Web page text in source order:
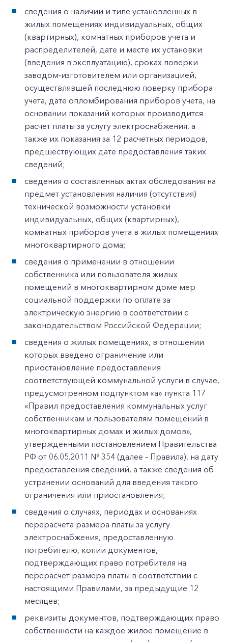
сведения о наличии и типе установленных в
жилых помещениях индивидуальных, общих
(квартирных), комнатных приборов учета и
распределителей, дате и месте их установки
(введения в эксплуатацию), сроках поверки
заводом-изготовителем или организацией,
осуществлявшей последнюю поверку прибора
учета, дате опломбирования приборов учета, на
основании показаний которых производится
расчет платы за услугу электроснабжения, а
также их показания за 12 расчетных периодов,
предшествующих дате предоставления таких
сведений;
сведения о составленных актах обследования на
предмет установления наличия (отсутствия)
технической возможности установки
индивидуальных, общих (квартирных),
комнатных приборов учета в жилых помещениях
многоквартирного дома;
сведения о применении в отношении
собственника или пользователя жилых
помещений в многоквартирном доме мер
социальной поддержки по оплате за
электрическую энергию в соответствии с
законодательством Российской Федерации;
сведения о жилых помещениях, в отношении
которых введено ограничение или
приостановление предоставления
соответствующей коммунальной услуги в случае,
предусмотренном подпунктом «а» пункта 117
«Правил предоставления коммунальных услуг
собственникам и пользователям помещений в
многоквартирных домах и жилых домов»,
утвержденными постановлением Правительства
РФ от 06.05.2011 № 354 (далее – Правила), на дату
предоставления сведений, а также сведения об
устранении оснований для введения такого
ограничения или приостановления;
сведения о случаях, периодах и основаниях
перерасчета размера платы за услугу
электроснабжения, предоставленную
потребителю, копии документов,
подтверждающих право потребителя на
перерасчет размера платы в соответствии с
настоящими Правилами, за предыдущие 12
месяцев;
реквизиты документов, подтверждающих право
собственности на каждое жилое помещение в